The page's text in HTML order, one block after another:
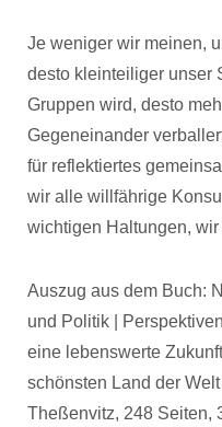
Je weniger wir meinen,
desto kleinteiliger unser
Gruppen wird, desto
Gegeneinander
für reflektiertes
wir alle willfährige
wichtigen Haltungen,
Auszug aus dem Buch:
und Politik |
eine lebenswerte
schönsten Land der
Theßenvitz, 248 Seiten,